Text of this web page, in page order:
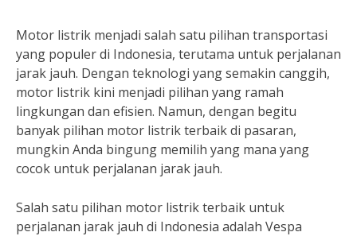
Motor listrik menjadi salah satu pilihan transportasi
yang populer di Indonesia, terutama untuk perjalanan
jarak jauh. Dengan teknologi yang semakin canggih,
motor listrik kini menjadi pilihan yang ramah
lingkungan dan efisien. Namun, dengan begitu
banyak pilihan motor listrik terbaik di pasaran,
mungkin Anda bingung memilih yang mana yang
cocok untuk perjalanan jarak jauh.
Salah satu pilihan motor listrik terbaik untuk
perjalanan jarak jauh di Indonesia adalah Vespa